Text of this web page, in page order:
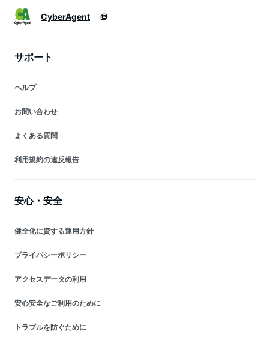
CyberAgent
サポート
ヘルプ
お問い合わせ
よくある質問
利用規約の違反報告
安心・安全
健全化に資する運用方針
プライバシーポリシー
アクセスデータの利用
安心安全なご利用のために
トラブルを防ぐために